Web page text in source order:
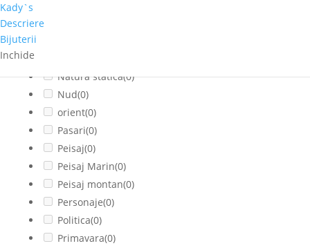
Kady`s
Descriere
Bijuterii
Inchide
Natura statica(0)
Nud(0)
orient(0)
Pasari(0)
Peisaj(0)
Peisaj Marin(0)
Peisaj montan(0)
Personaje(0)
Politica(0)
Primavara(0)